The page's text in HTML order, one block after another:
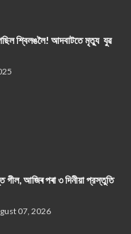
শ্বিলঙলৈ! আদবাটতে মৃত্যু যুৱ
আজিৰ পৰা ৩ দিনীয়া প্রস্তুতি
07, 2026